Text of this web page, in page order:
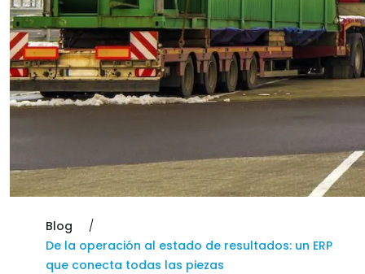
Blog
De la operación al estado de resultados: un ERP
que conecta todas las piezas